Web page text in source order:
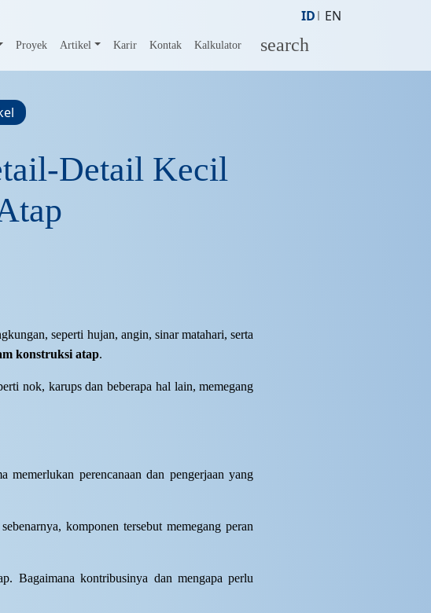
ID EN
Proyek Artikel Karir Kontak Kalkulator search
Detail Kecil
seperti hujan, angin, sinar matahari, serta
konstruksi atap.
nok, karups dan beberapa hal lain, memegang
memerlukan perencanaan dan pengerjaan yang
komponen tersebut memegang peran
Bagaimana kontribusinya dan mengapa perlu